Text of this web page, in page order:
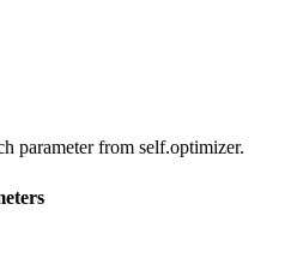
parameter from self.optimizer.